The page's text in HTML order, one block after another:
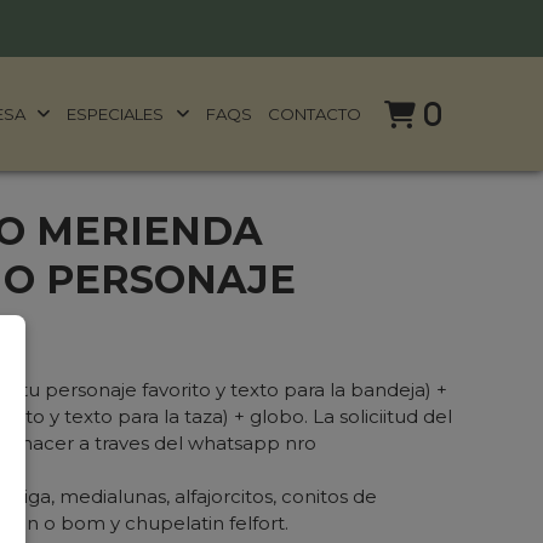
ESPECIALES FAQS CONTACTO 0
MERIENDA
PERSONAJE
tu personaje favorito y texto para la bandeja) +
y texto para la taza) + globo. La soliciitud del
hacer a traves del whatsapp nro
miga, medialunas, alfajorcitos, conitos de
o bom y chupelatin felfort.